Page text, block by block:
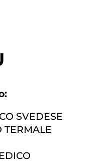
SVEDESE
TERMALE